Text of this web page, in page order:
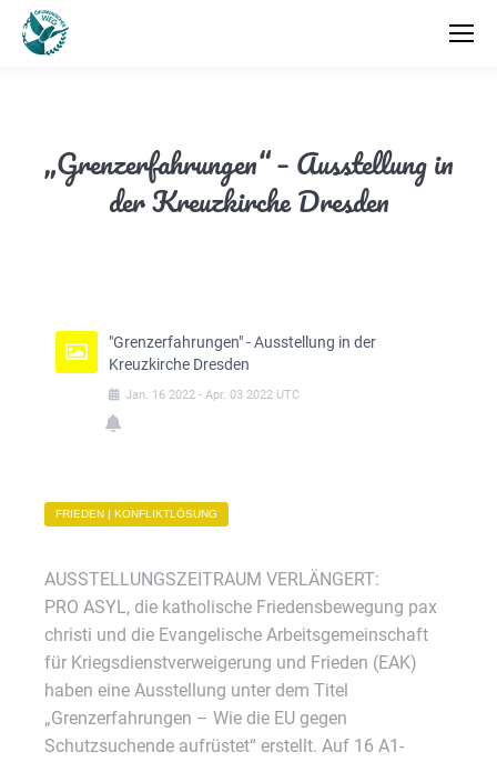
„Grenzerfahrungen“ – Ausstellung in
der Kreuzkirche Dresden
"Grenzerfahrungen" - Ausstellung in der
Kreuzkirche Dresden
Jan. 16 2022 - Apr. 03 2022 UTC
FRIEDEN | KONFLIKTLÖSUNG
AUSSTELLUNGSZEITRAUM VERLÄNGERT:
PRO ASYL, die katholische Friedensbewegung pax
christi und die Evangelische Arbeitsgemeinschaft
für Kriegsdienstverweigerung und Frieden (EAK)
haben eine Ausstellung unter dem Titel
„Grenzerfahrungen – Wie die EU gegen
Schutzsuchende aufrüstet“ erstellt. Auf 16 A1-